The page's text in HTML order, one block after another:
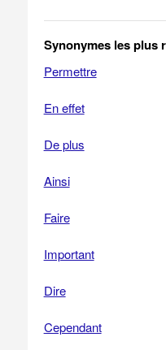
Synonymes les plus
Permettre
En effet
De plus
Ainsi
Faire
Important
Dire
Cependant